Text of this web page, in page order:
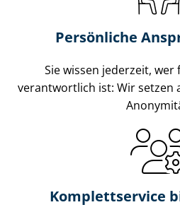
Persönliche
Sie wissen jederzeit,
verantwortlich ist: Wir setzen
Komplettservice